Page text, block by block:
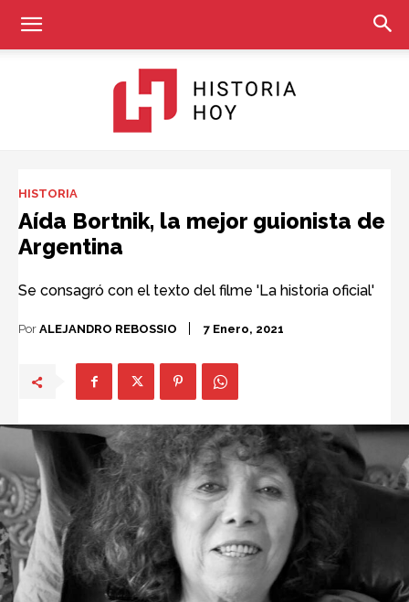
HISTORIA
Aída Bortnik, la mejor guionista de
Argentina
Se consagró con el texto del filme 'La historia oficial'
Por ALEJANDRO REBOSSIO 7 Enero, 2021